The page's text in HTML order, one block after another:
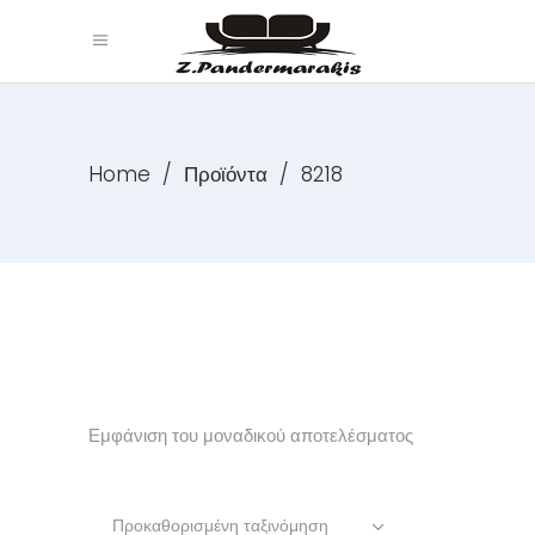
Home / Προϊόντα / 8218
Εμφάνιση του μοναδικού αποτελέσματος
Προκαθορισμένη ταξινόμηση